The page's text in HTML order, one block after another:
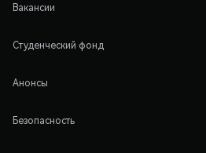
Вакансии
Студенческий фонд
Анонсы
Безопасность